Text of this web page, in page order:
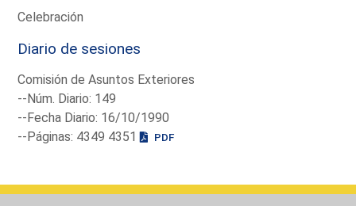
Celebración
Diario de sesiones
Comisión de Asuntos Exteriores
--Núm. Diario: 149
--Fecha Diario: 16/10/1990
--Páginas: 4349 4351
PDF